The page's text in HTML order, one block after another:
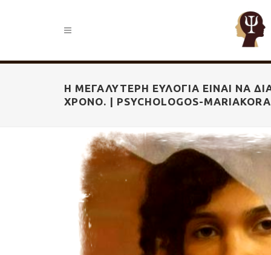
Η ΜΕΓΑΛΎΤΕΡΗ ΕΥΛΟΓΊΑ ΕΊΝΑΙ ΝΑ
ΧΡΌΝΟ. | PSYCHOLOGOS-